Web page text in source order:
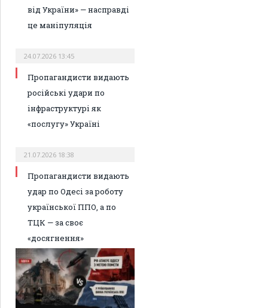
від України» — насправді
це маніпуляція
24.07.2026 13:45
Пропагандисти видають
російські удари по
інфраструктурі як
«послугу» Україні
21.07.2026 18:38
Пропагандисти видають
удар по Одесі за роботу
української ППО, а по
ТЦК — за своє
«досягнення»